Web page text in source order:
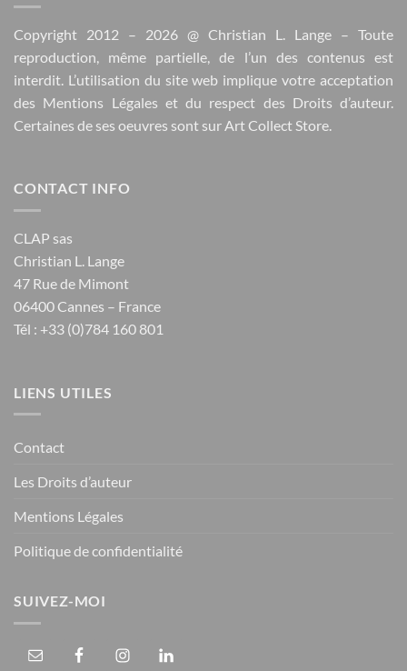
Copyright 2012 – 2026 @ Christian L. Lange – Toute
reproduction, même partielle, de l’un des contenus est
interdit. L’utilisation du site web implique votre acceptation
des Mentions Légales et du respect des Droits d’auteur.
Certaines de ses oeuvres sont sur Art Collect Store
CONTACT INFO
CLAP sas
Christian L. Lange
47 Rue de Mimont
06400 Cannes – France
Tél : +33 (0)784 160 801
LIENS UTILES
Contact
Les Droits d’auteur
Mentions Légales
Politique de confidentialité
SUIVEZ-MOI